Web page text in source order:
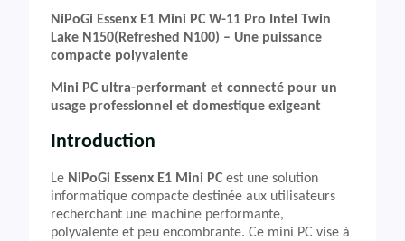
NiPoGi Essenx E1 Mini PC W-11 Pro Intel Twin
Lake N150(Refreshed N100) – Une puissance
compacte polyvalente
Mini PC ultra-performant et connecté pour un
usage professionnel et domestique exigeant
Introduction
Le NiPoGi Essenx E1 Mini PC est une solution
informatique compacte destinée aux utilisateurs
recherchant une machine performante,
polyvalente et peu encombrante. Ce mini PC vise à